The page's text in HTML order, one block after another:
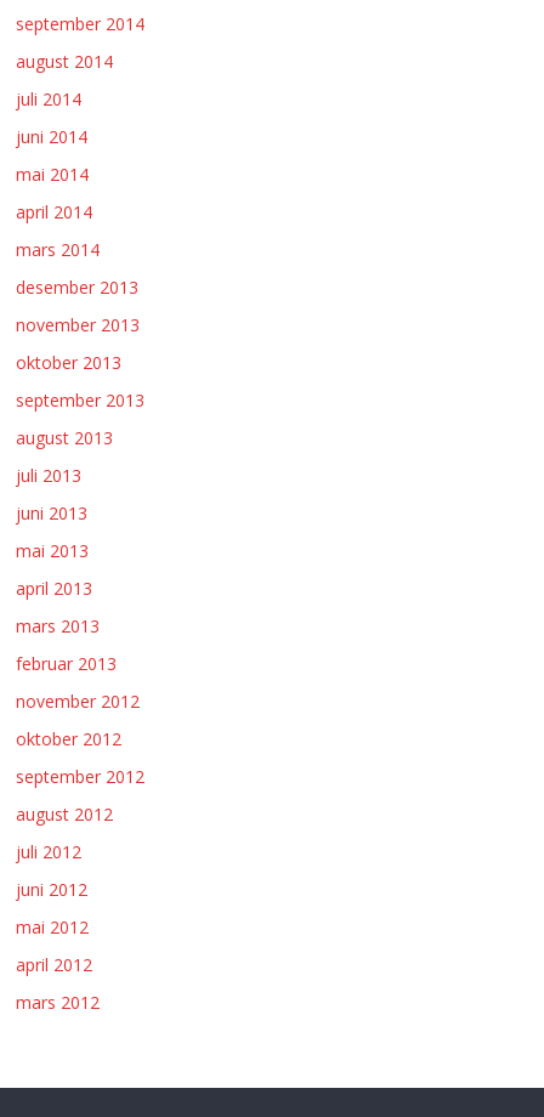
september 2014
august 2014
juli 2014
juni 2014
mai 2014
april 2014
mars 2014
desember 2013
november 2013
oktober 2013
september 2013
august 2013
juli 2013
juni 2013
mai 2013
april 2013
mars 2013
februar 2013
november 2012
oktober 2012
september 2012
august 2012
juli 2012
juni 2012
mai 2012
april 2012
mars 2012